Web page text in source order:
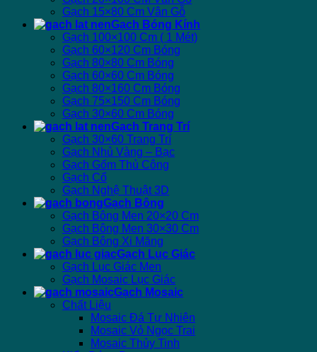
Gạch 15×80 Cm Vân Gỗ
Gạch Bóng Kính
Gạch 100×100 Cm ( 1 Mét)
Gạch 60×120 Cm Bóng
Gạch 80×80 Cm Bóng
Gạch 60×60 Cm Bóng
Gạch 80×160 Cm Bóng
Gạch 75×150 Cm Bóng
Gạch 30×60 Cm Bóng
Gạch Trang Trí
Gạch 30×60 Trang Trí
Gạch Nhủ Vàng – Bạc
Gạch Gốm Thủ Công
Gạch Cổ
Gạch Nghệ Thuật 3D
Gạch Bông
Gạch Bông Men 20×20 Cm
Gạch Bông Men 30×30 Cm
Gạch Bông Xi Măng
Gạch Lục Giác
Gạch Lục Giác Men
Gạch Mosaic Lục Giác
Gạch Mosaic
Chất Liệu
Mosaic Đá Tự Nhiên
Mosaic Vỏ Ngọc Trai
Mosaic Thủy Tinh